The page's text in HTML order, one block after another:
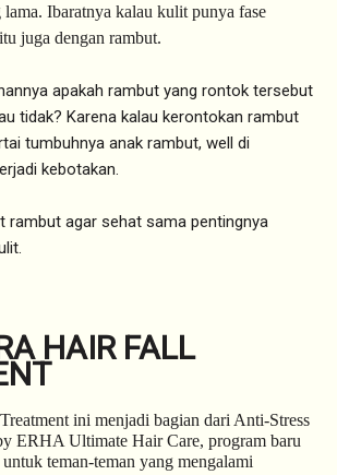
Ibaratnya kalau kulit punya fase
juga dengan rambut.
apakah rambut yang rontok tersebut
tidak? Karena kalau kerontokan rambut
tumbuhnya anak rambut, well di
kebotakan.
rambut agar sehat sama pentingnya
HAIR FALL
ini menjadi bagian dari Anti-Stress
ERHA Ultimate Hair Care, program baru
teman-teman yang mengalami